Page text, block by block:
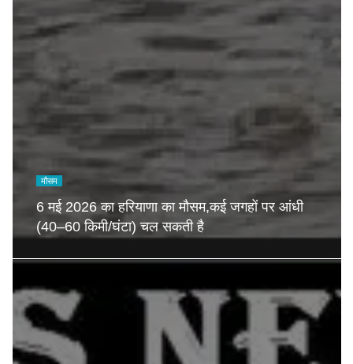
मौसम
6 मई 2026 का हरियाणा का मौसम,कई जगहों पर आंधी
(40–60 किमी/घंटा) चल सकती है